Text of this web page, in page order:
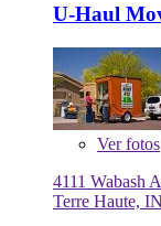
U-Haul
Verfotos
4111 Wabash
Terre Haute,